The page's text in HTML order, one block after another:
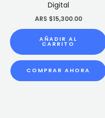
Digital
ARS $15,300.00
AÑADIR AL
CARRITO
COMPRAR AHORA